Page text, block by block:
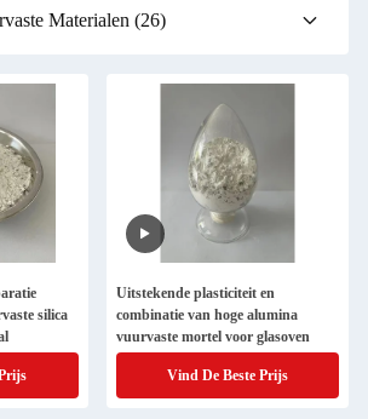
Materialen (26)
silica
Uitstekende plasticiteit en
combinatie van hoge alumina
vuurvaste mortel voor glasoven
Vind De Beste Prijs